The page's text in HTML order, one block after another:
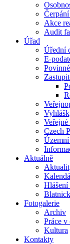
Akce
Audit
Úřad
Úřední
E-
Czech
Aktuálně
Hlášení
Fotogalerie
Archiv
Práce v
Kultura
Kontakty